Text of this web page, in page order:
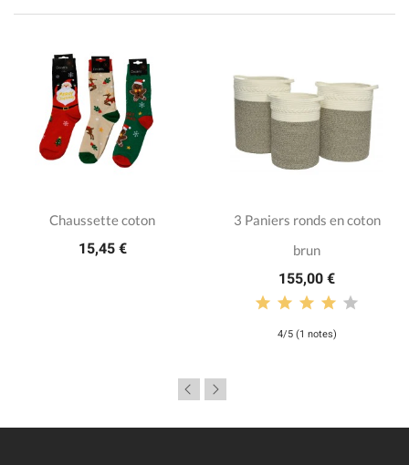
Chaussette coton
15,45 €
3 Paniers ronds en coton
brun
155,00 €
4/5 (1 notes)